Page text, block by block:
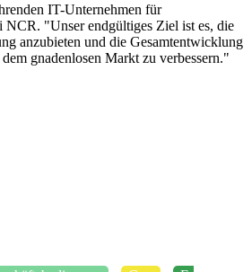
IT-Unternehmen für
"Unser endgültiges Ziel ist es, die
anzubieten und die Gesamtentwicklung
gnadenlosen Markt zu verbessern."